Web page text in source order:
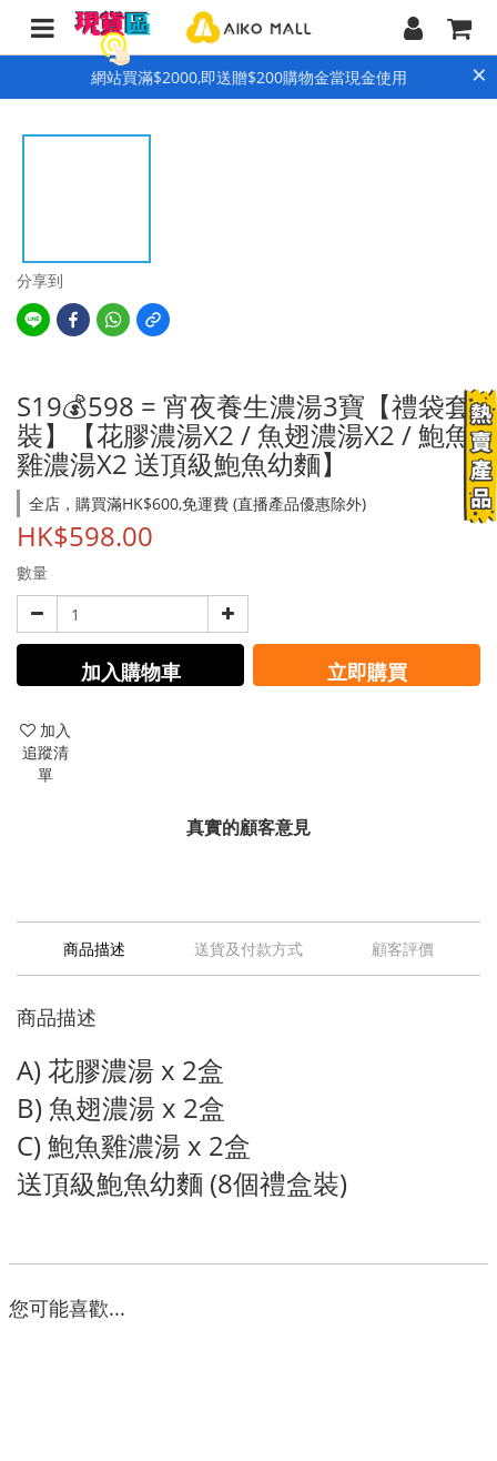
網站買滿$2000,即送贈$200購物金當現金使用 ×
分享到
S19💰598 = 宵夜養生濃湯3寶【禮袋套
裝】【花膠濃湯X2 / 魚翅濃湯X2 / 鮑魚
雞濃湯X2 送頂級鮑魚幼麵】
全店，購買滿HK$600,免運費 (直播產品優惠除外)
HK$598.00
數量
加入購物車 立即購買
加入
追蹤清
單
真實的顧客意見
商品描述 送貨及付款方式 顧客評價
商品描述
A) 花膠濃湯 x 2盒
B) 魚翅濃湯 x 2盒
C) 鮑魚雞濃湯 x 2盒
送頂級鮑魚幼麵 (8個禮盒裝)
您可能喜歡...